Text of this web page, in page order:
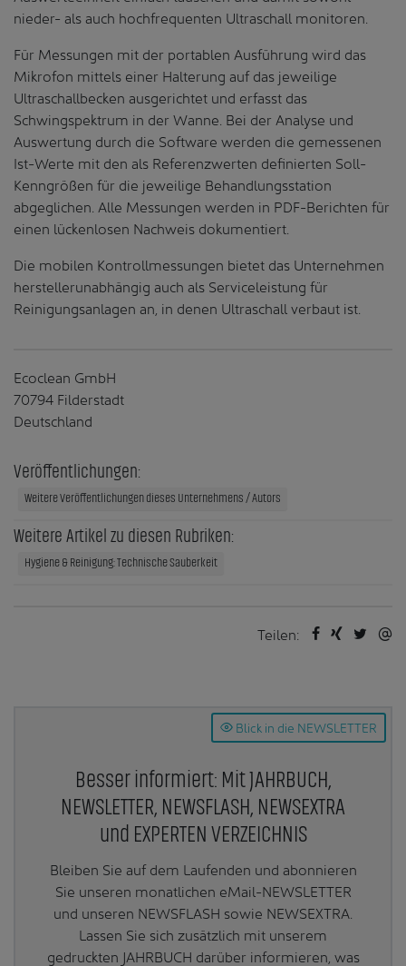
nieder- als auch hochfrequenten Ultraschall monitoren.
Für Messungen mit der portablen Ausführung wird das
Mikrofon mittels einer Halterung auf das jeweilige
Ultraschallbecken ausgerichtet und erfasst das
Schwingspektrum in der Wanne. Bei der Analyse und
Auswertung durch die Software werden die gemessenen
Ist-Werte mit den als Referenzwerten definierten Soll-
Kenngrößen für die jeweilige Behandlungsstation
abgeglichen. Alle Messungen werden in PDF-Berichten für
einen lückenlosen Nachweis dokumentiert.
Die mobilen Kontrollmessungen bietet das Unternehmen
herstellerunabhängig auch als Serviceleistung für
Reinigungsanlagen an, in denen Ultraschall verbaut ist.
Ecoclean GmbH
70794 Filderstadt
Deutschland
Veröffentlichungen:
Weitere Veröffentlichungen dieses Unternehmens / Autors
Weitere Artikel zu diesen Rubriken:
Hygiene & Reinigung: Technische Sauberkeit
Teilen:
Blick in die NEWSLETTER
Besser informiert: Mit JAHRBUCH,
NEWSLETTER, NEWSFLASH, NEWSEXTRA
und EXPERTEN VERZEICHNIS
Bleiben Sie auf dem Laufenden und abonnieren
Sie unseren monatlichen eMail-NEWSLETTER
und unseren NEWSFLASH sowie NEWSEXTRA.
Lassen Sie sich zusätzlich mit unserem
gedruckten JAHRBUCH darüber informieren, was